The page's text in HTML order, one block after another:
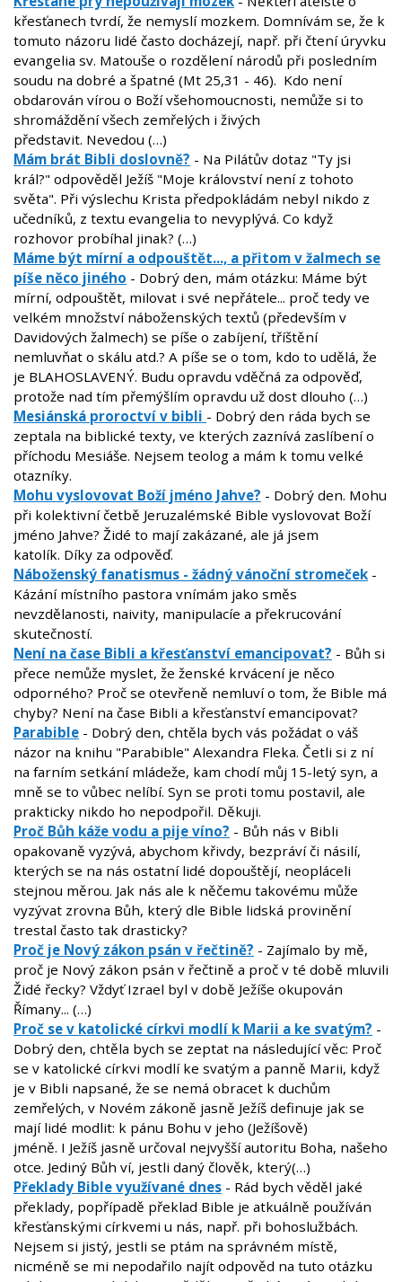
křesťanech tvrdí, že nemyslí mozkem. Domnívám se, že k
tomuto názoru lidé často docházejí, např. při čtení úryvku
evangelia sv. Matouše o rozdělení národů při posledním
soudu na dobré a špatné (Mt 25,31 - 46). Kdo není
obdarován vírou o Boží všehomoucnosti, nemůže si to
shromáždění všech zemřelých i živých
představit. Nevedou (…)
Mám brát Bibli doslovně? - Na Pilátův dotaz "Ty jsi
král?" odpověděl Ježíš "Moje království není z tohoto
světa". Při výslechu Krista předpokládám nebyl nikdo z
učedníků, z textu evangelia to nevyplývá. Co když
rozhovor probíhal jinak? (…)
Máme být mírní a odpouštět..., a přitom v žalmech se
píše něco jiného - Dobrý den, mám otázku: Máme být
mírní, odpouštět, milovat i své nepřátele... proč tedy ve
velkém množství náboženských textů (především v
Davidových žalmech) se píše o zabíjení, tříštění
nemluvňat o skálu atd.? A píše se o tom, kdo to udělá, že
je BLAHOSLAVENÝ. Budu opravdu vděčná za odpověď,
protože nad tím přemýšlím opravdu už dost dlouho (…)
Mesiánská proroctví v bibli - Dobrý den ráda bych se
zeptala na biblické texty, ve kterých zaznívá zaslíbení o
příchodu Mesiáše. Nejsem teolog a mám k tomu velké
otazníky.
Mohu vyslovovat Boží jméno Jahve? - Dobrý den. Mohu
při kolektivní četbě Jeruzalémské Bible vyslovovat Boží
jméno Jahve? Židé to mají zakázané, ale já jsem
katolík. Díky za odpověď.
Náboženský fanatismus - žádný vánoční stromeček -
Kázání místního pastora vnímám jako směs
nevzdělanosti, naivity, manipulacíe a překrucování
skutečností.
Není na čase Bibli a křesťanství emancipovat? - Bůh si
přece nemůže myslet, že ženské krvácení je něco
odporného? Proč se otevřeně nemluví o tom, že Bible má
chyby? Není na čase Bibli a křesťanství emancipovat?
Parabible - Dobrý den, chtěla bych vás požádat o váš
názor na knihu "Parabible" Alexandra Fleka. Četli si z ní
na farním setkání mládeže, kam chodí můj 15-letý syn, a
mně se to vůbec nelíbí. Syn se proti tomu postavil, ale
prakticky nikdo ho nepodpořil. Děkuji.
Proč Bůh káže vodu a pije víno? - Bůh nás v Bibli
opakovaně vyzývá, abychom křivdy, bezpráví či násilí,
kterých se na nás ostatní lidé dopouštějí, neopláceli
stejnou měrou. Jak nás ale k něčemu takovému může
vyzývat zrovna Bůh, který dle Bible lidská provinění
trestal často tak drasticky?
Proč je Nový zákon psán v řečtině? - Zajímalo by mě,
proč je Nový zákon psán v řečtině a proč v té době mluvili
Židé řecky? Vždyť Izrael byl v době Ježíše okupován
Římany... (…)
Proč se v katolické církvi modlí k Marii a ke svatým? -
Dobrý den, chtěla bych se zeptat na následující věc: Proč
se v katolické církvi modlí ke svatým a panně Marii, když
je v Bibli napsané, že se nemá obracet k duchům
zemřelých, v Novém zákoně jasně Ježíš definuje jak se
mají lidé modlit: k pánu Bohu v jeho (Ježíšově)
jméně. I Ježíš jasně určoval nejvyšší autoritu Boha, našeho
otce. Jediný Bůh ví, jestli daný člověk, který(…)
Překlady Bible využívané dnes - Rád bych věděl jaké
překlady, popřípadě překlad Bible je atkuálně používán
křesťanskými církvemi u nás, např. při bohoslužbách.
Nejsem si jistý, jestli se ptám na správném místě,
nicméně se mi nepodařilo najít odpověd na tuto otázku